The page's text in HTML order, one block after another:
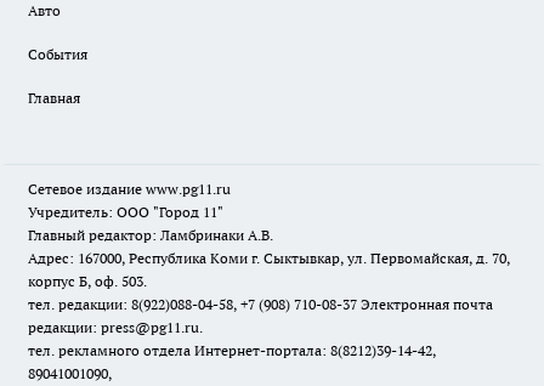
Авто
События
Главная
Сетевое издание www.pg11.ru
Учредитель: ООО "Город 11"
Главный редактор: Ламбринаки А.В.
Адрес: 167000, Республика Коми г. Сыктывкар, ул. Первомайская, д. 70,
корпус Б, оф. 503.
тел. редакции: 8(922)088-04-58, +7 (908) 710-08-37 Электронная почта
редакции: press@pg11.ru.
тел. рекламного отдела Интернет-портала: 8(8212)39-14-42,
89041001090,